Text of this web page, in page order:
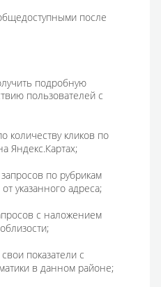
после
подробную
пользователей с
количеству кликов по
Яндекс.Картах;
по рубрикам
указанного адреса;
с наложением
показатели с
в данном районе;